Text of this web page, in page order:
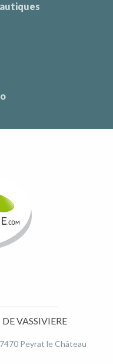
VASSIVIERE
Peyrat le Château